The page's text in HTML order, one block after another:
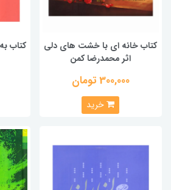
کتاب خانه ای با خشت های دلی
اثر محمدرضا کمن
300,000 تومان
خرید